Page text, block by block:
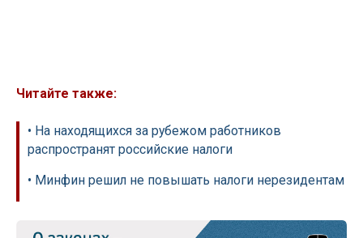
Читайте также:
• На находящихся за рубежом работников
распространят российские налоги
• Минфин решил не повышать налоги нерезидентам